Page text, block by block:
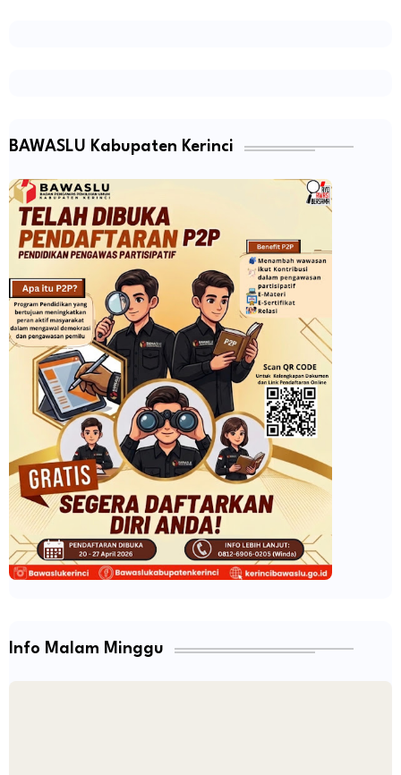
BAWASLU Kabupaten Kerinci
Info Malam Minggu